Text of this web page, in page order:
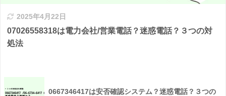
2025年4月22日
07026558318は電力会社/営業電話？迷惑電話？３つの対
処法
0667346417は安否確認システム？迷惑電話？３つの